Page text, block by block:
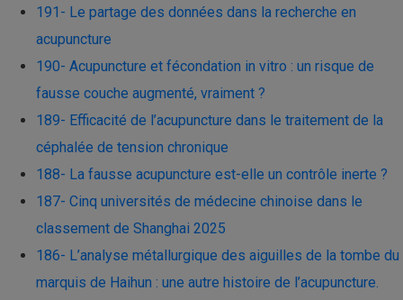
191- Le partage des données dans la recherche en
acupuncture
190- Acupuncture et fécondation in vitro : un risque de
fausse couche augmenté, vraiment ?
189- Efficacité de l’acupuncture dans le traitement de la
céphalée de tension chronique
188- La fausse acupuncture est-elle un contrôle inerte ?
187- Cinq universités de médecine chinoise dans le
classement de Shanghai 2025
186- L’analyse métallurgique des aiguilles de la tombe du
marquis de Haihun : une autre histoire de l’acupuncture.